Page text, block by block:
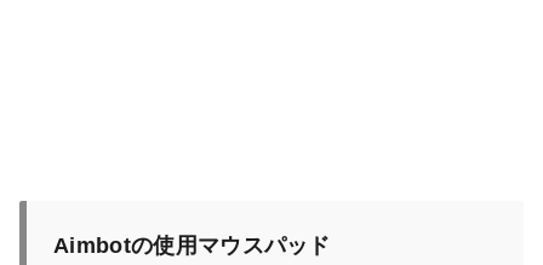
Aimbotの使用マウスパッド